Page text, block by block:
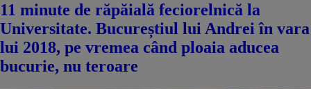
11 minute de răpăială feciorelnică la
Universitate. Bucureștiul lui Andrei în vara
lui 2018, pe vremea când ploaia aducea
bucurie, nu teroare